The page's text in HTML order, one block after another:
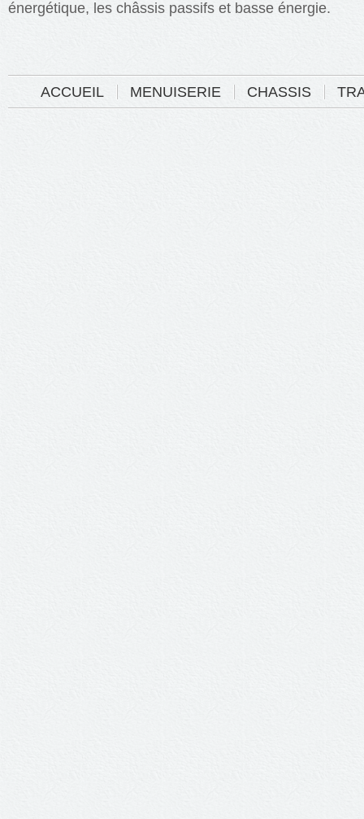
énergétique, les châssis passifs et basse énergie.
ACCUEIL MENUISERIE CHASSIS